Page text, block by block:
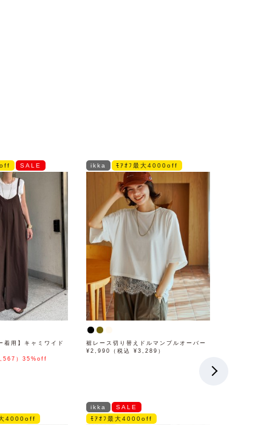
SALE
着用】キャミワイド
）35%off
ikka ﾓｱｵﾌ最大4000off
裾レース切り替えドルマンプルオーバー
¥2,990（税込 ¥3,289）
4000off
ikka
SALE
ﾓｱｵﾌ最大4000off